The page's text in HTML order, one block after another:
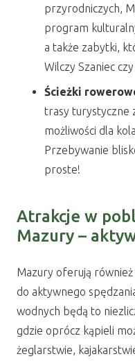
przyrodniczych,
program
a także zabytki,
Wilczy Szaniec
Ścieżki
trasy turystyczne
możliwości dla
Przebywanie
proste!
Atrakcje w
Mazury –
Mazury oferują
do aktywnego
wodnych będą to
gdzie oprócz kąpieli
żeglarstwie,